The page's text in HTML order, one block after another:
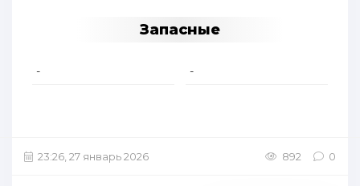
Запасные
- -
23:26, 27 январь 2026 892 0